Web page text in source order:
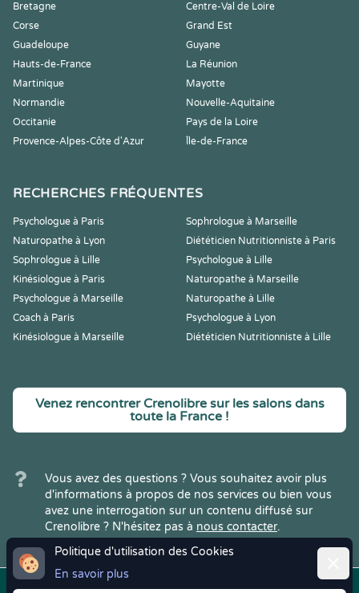
Politique d'utilisation des Cookies
En savoir plus
Bretagne
Centre-Val de Loire
Corse
Grand Est
Guadeloupe
Guyane
Hauts-de-France
La Réunion
Martinique
Mayotte
Normandie
Nouvelle-Aquitaine
Occitanie
Pays de la Loire
Provence-Alpes-Côte d'Azur
Île-de-France
RECHERCHES FRÉQUENTES
Psychologue à Paris
Sophrologue à Marseille
Naturopathe à Lyon
Diététicien Nutritionniste à Paris
Sophrologue à Lille
Psychologue à Lille
Kinésiologue à Paris
Naturopathe à Marseille
Psychologue à Marseille
Naturopathe à Lille
Coach à Paris
Psychologue à Lyon
Kinésiologue à Marseille
Diététicien Nutritionniste à Lille
Venez rencontrer Crenolibre sur les salons dans
toute la France !
Vous avez des questions ? Vous souhaitez avoir plus
d'informations à propos de nos services ou bien vous
avez une interrogation sur un contenu diffusé sur
Crenolibre ? N'hésitez pas à nous contacter.
Copyright © 2022Crenolibre, tous Mentions | CGV | RGPD